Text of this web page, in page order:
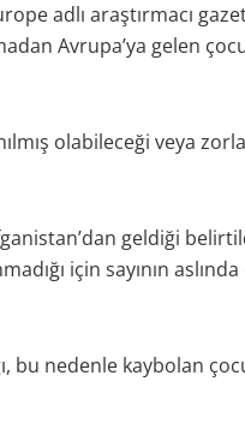
adlı araştırmacı
Avrupa’ya gelen
olabileceği veya zorla
geldiği
için sayının
bu nedenle kaybolan